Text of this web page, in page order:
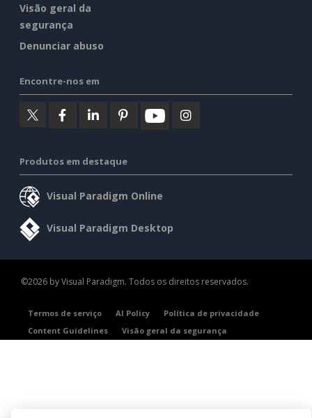
Visão geral da
segurança
Denunciar abuso
Encontre-nos em
Produtos em destaque
Visual Paradigm Online
Visual Paradigm Desktop
©2026 by Visual Paradigm. Todos os direitos reservados.
Termos de serviço AI Policy
Política de privacidade
Content Guidelines
Visão geral da segurança